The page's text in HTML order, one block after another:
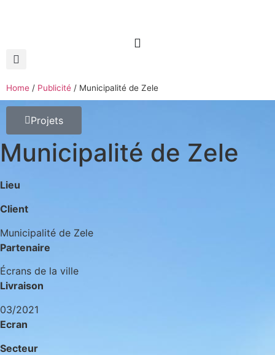
Home / Publicité / Municipalité de Zele
Projets
Municipalité de Zele
Lieu
Client
Municipalité de Zele
Partenaire
Écrans de la ville
Livraison
03/2021
Ecran
Secteur